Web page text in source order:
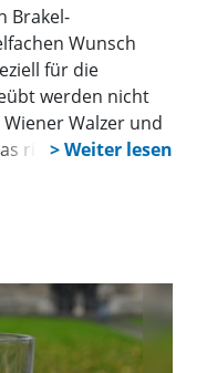
Brakel-
Wunsch
für die
werden nicht
Walzer und
richtige Verhalten